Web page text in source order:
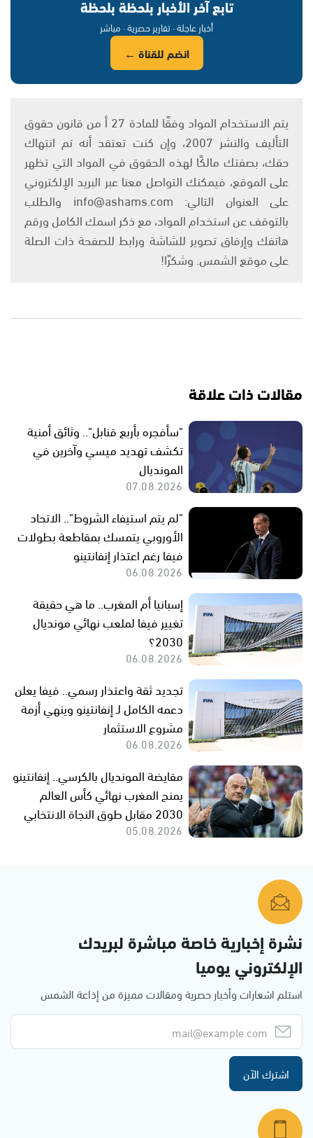
تابع آخر الأخبار بلحظة بلحظة
أخبار عاجلة · تقارير حصرية · مباشر
انضم للقناة ←
يتم الاستخدام المواد وفقًا للمادة 27 أ من قانون حقوق
التأليف والنشر 2007، وإن كنت تعتقد أنه تم انتهاك
حقك، بصفتك مالكًا لهذه الحقوق في المواد التي تظهر
على الموقع، فيمكنك التواصل معنا عبر البريد الإلكتروني
على العنوان التالي: info@ashams.com والطلب
بالتوقف عن استخدام المواد، مع ذكر اسمك الكامل ورقم
هاتفك وإرفاق تصوير للشاشة ورابط للصفحة ذات الصلة
على موقع الشمس. وشكرًا!
مقالات ذات علاقة
"سأفجره بأربع قنابل".. وثائق أمنية
تكشف تهديد ميسي وآخرين في
المونديال
07.08.2026
"لم يتم استيفاء الشروط".. الاتحاد
الأوروبي يتمسك بمقاطعة بطولات
فيفا رغم اعتذار إنفانتينو
06.08.2026
إسبانيا أم المغرب.. ما هي حقيقة
تغيير فيفا لملعب نهائي مونديال
2030؟
06.08.2026
تجديد ثقة واعتذار رسمي.. فيفا يعلن
دعمه الكامل لـ إنفانتينو وينهي أزمة
مشروع الاستثمار
06.08.2026
مقايضة المونديال بالكرسي.. إنفانتينو
يمنح المغرب نهائي كأس العالم
2030 مقابل طوق النجاة الانتخابي
05.08.2026
نشرة إخبارية خاصة مباشرة لبريدك
الإلكتروني يوميا
استلم اشعارات وأخبار حصرية ومقالات مميزة من إذاعة الشمس
اشترك الآن